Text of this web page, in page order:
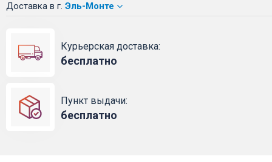
Доставка в г. Эль-Монте
Курьерская доставка:
бесплатно
Пункт выдачи:
бесплатно